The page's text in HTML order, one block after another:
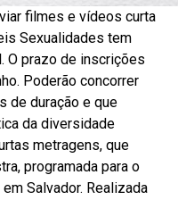
filmes e vídeos curta
Sexualidades tem
O prazo de inscrições
Poderão concorrer
de duração e que
da diversidade
metragens, que
programada para o
Salvador. Realizada